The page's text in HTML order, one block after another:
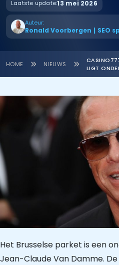
Laatste update:13 mei 2026
Auteur:
Ronald Voorbergen | SEO
HOME NIEUWS
LIGT
Het Brusselse parket is een
Jean-Claude Van Damme.